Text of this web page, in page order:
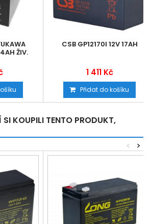
ŽIV.
CSB GP12170I 12V 17AH
1 411 Kč
Přidat do košíku
KOUPILI TENTO PRODUKT,
>
<